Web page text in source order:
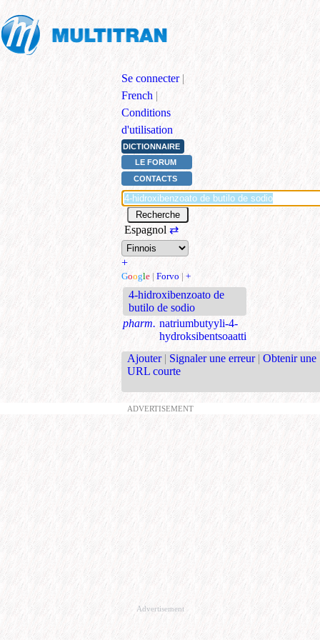
Se connecter |
French |
Conditions
d'utilisation
DICTIONNAIRE
LE FORUM
CONTACTS
Espagnol ⇄
+
Google | Forvo | +
4-hidroxibenzoato de
butilo de sodio
pharm. natriumbutyyli-4-
hydroksibentsoaatti
Ajouter | Signaler une erreur | Obtenir une
URL courte
ADVERTISEMENT
Advertisement